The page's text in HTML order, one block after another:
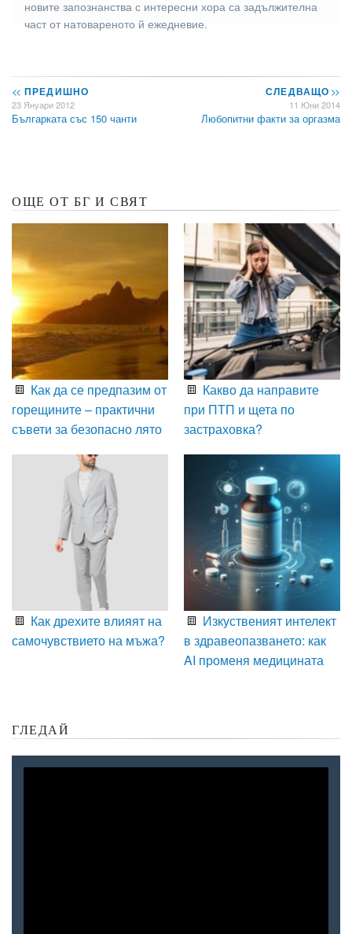
новите запознанства с интересни хора са задължителна
част от натовареното й ежедневие.
<< ПРЕДИШНО
23 Януари 2012
Българката със 150 чанти
СЛЕДВАЩО>>
11 Юни 2014
Любопитни факти за оргазма
ОЩЕ ОТ БГ И СВЯТ
Как да се предпазим от
горещините – практични
съвети за безопасно лято
Какво да направите
при ПТП и щета по
застраховка?
Как дрехите влияят на
самочувствието на мъжа?
Изкуственият интелект
в здравеопазването: как
AI променя медицината
ГЛЕДАЙ